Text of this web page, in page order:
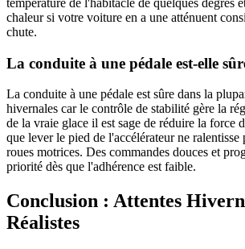
chaleur si votre voiture en a une atténuent
chute.
La conduite à une pédale est-elle
La conduite à une pédale est sûre dans la
hivernales car le contrôle de stabilité gère la
de la vraie glace il est sage de réduire la force
que lever le pied de l'accélérateur ne ralentisse
roues motrices. Des commandes douces et
priorité dès que l'adhérence est faible.
Conclusion : Attentes
Réalistes